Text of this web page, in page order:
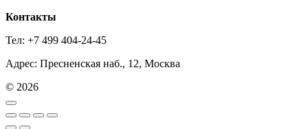
Контакты
Тел: +7 499 404-24-45
Адрес: Пресненская наб., 12, Москва
© 2026